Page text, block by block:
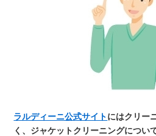
ラルディーニ公式サイトにはクリー
く、ジャケットクリーニングについ